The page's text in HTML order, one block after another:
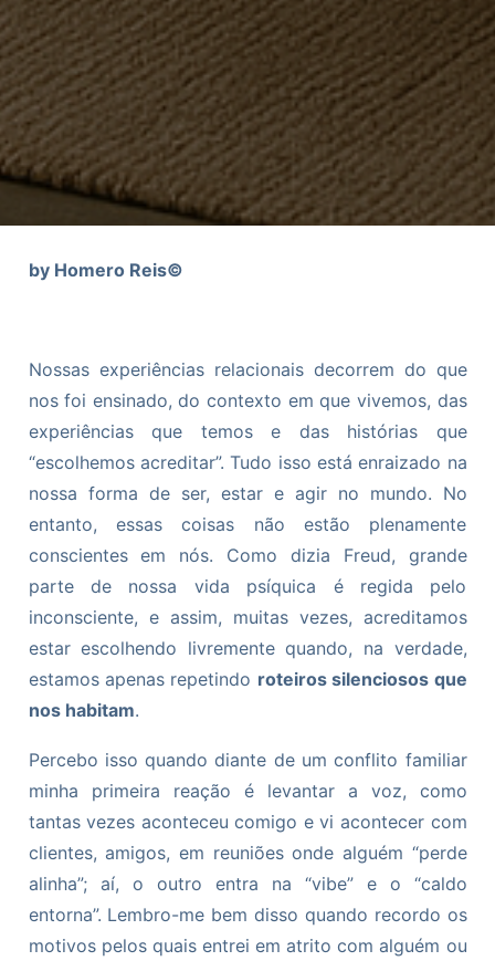
by Homero Reis©
Nossas experiências relacionais decorrem do que
nos foi ensinado, do contexto em que vivemos, das
experiências que temos e das histórias que
“escolhemos acreditar”. Tudo isso está enraizado na
nossa forma de ser, estar e agir no mundo. No
entanto, essas coisas não estão plenamente
conscientes em nós. Como dizia Freud, grande
parte de nossa vida psíquica é regida pelo
inconsciente, e assim, muitas vezes, acreditamos
estar escolhendo livremente quando, na verdade,
estamos apenas repetindo roteiros silenciosos que
nos habitam.
Percebo isso quando diante de um conflito familiar
minha primeira reação é levantar a voz, como
tantas vezes aconteceu comigo e vi acontecer com
clientes, amigos, em reuniões onde alguém “perde
alinha”; aí, o outro entra na “vibe” e o “caldo
entorna”. Lembro-me bem disso quando recordo os
motivos pelos quais entrei em atrito com alguém ou